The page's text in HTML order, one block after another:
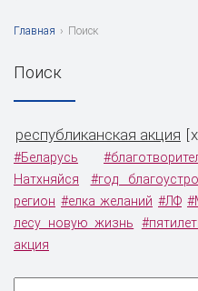
Главная › Поиск
Поиск
республиканская акция x
#Беларусь
Натхняйся
#год
регион #елка желаний #ЛФ
лесу новую жизнь
акция